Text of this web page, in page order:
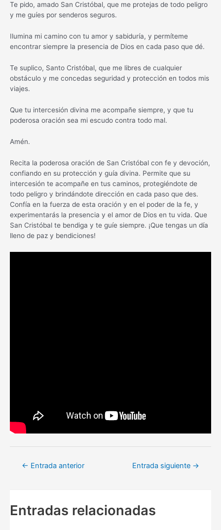
Te pido, amado San Cristóbal, que me protejas de todo peligro
y me guíes por senderos seguros.
Ilumina mi camino con tu amor y sabiduría, y permíteme
encontrar siempre la presencia de Dios en cada paso que dé.
Te suplico, Santo Cristóbal, que me libres de cualquier
obstáculo y me concedas seguridad y protección en todos mis
viajes.
Que tu intercesión divina me acompañe siempre, y que tu
poderosa oración sea mi escudo contra todo mal.
Amén.
Recita la poderosa oración de San Cristóbal con fe y devoción,
confiando en su protección y guía divina. Permite que su
intercesión te acompañe en tus caminos, protegiéndote de
todo peligro y brindándote dirección en cada paso que des.
Confía en la fuerza de esta oración y en el poder de la fe, y
experimentarás la presencia y el amor de Dios en tu vida. Que
San Cristóbal te bendiga y te guíe siempre. ¡Que tengas un día
lleno de paz y bendiciones!
Navegación
← Entrada anterior Entrada siguiente →
Entradas relacionadas